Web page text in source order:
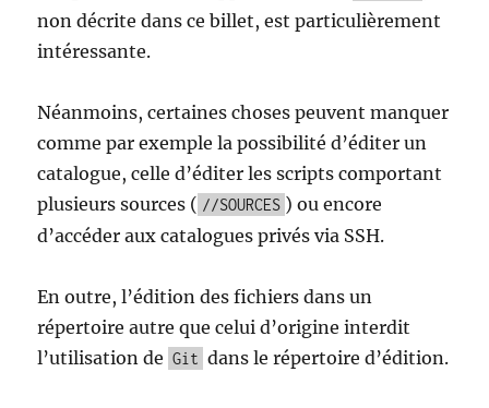
non décrite dans ce billet, est particulièrement
intéressante.
Néanmoins, certaines choses peuvent manquer
comme par exemple la possibilité d’éditer un
catalogue, celle d’éditer les scripts comportant
plusieurs sources ( //SOURCES ) ou encore
d’accéder aux catalogues privés via SSH.
En outre, l’édition des fichiers dans un
répertoire autre que celui d’origine interdit
l’utilisation de Git dans le répertoire d’édition.